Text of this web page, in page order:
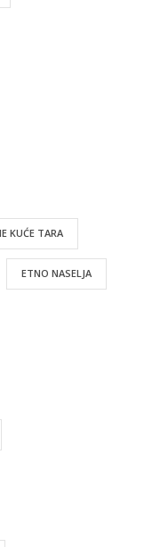
KUĆE TARA
ETNO NASELJA